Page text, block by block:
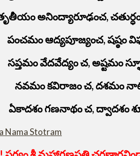
అనింద్యారూఢంచ,
పంచమం ఆద్యపూజ్యంచ, షష్ఠం
సప్తమం వేదవేద్యం చ, అష్టమం
నవమం కవిరాజం చ, దశమం
ఏకాదశం గణనాథం చ, ద్వాదశం
Nama Stotram